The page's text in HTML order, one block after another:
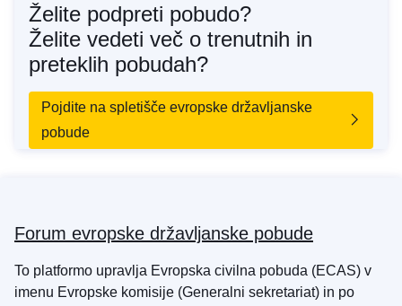
Želite podpreti pobudo?
Želite vedeti več o trenutnih in
preteklih pobudah?
Pojdite na spletišče evropske državljanske
pobude
Forum evropske državljanske pobude
To platformo upravlja Evropska civilna pobuda (ECAS) v
imenu Evropske komisije (Generalni sekretariat) in po